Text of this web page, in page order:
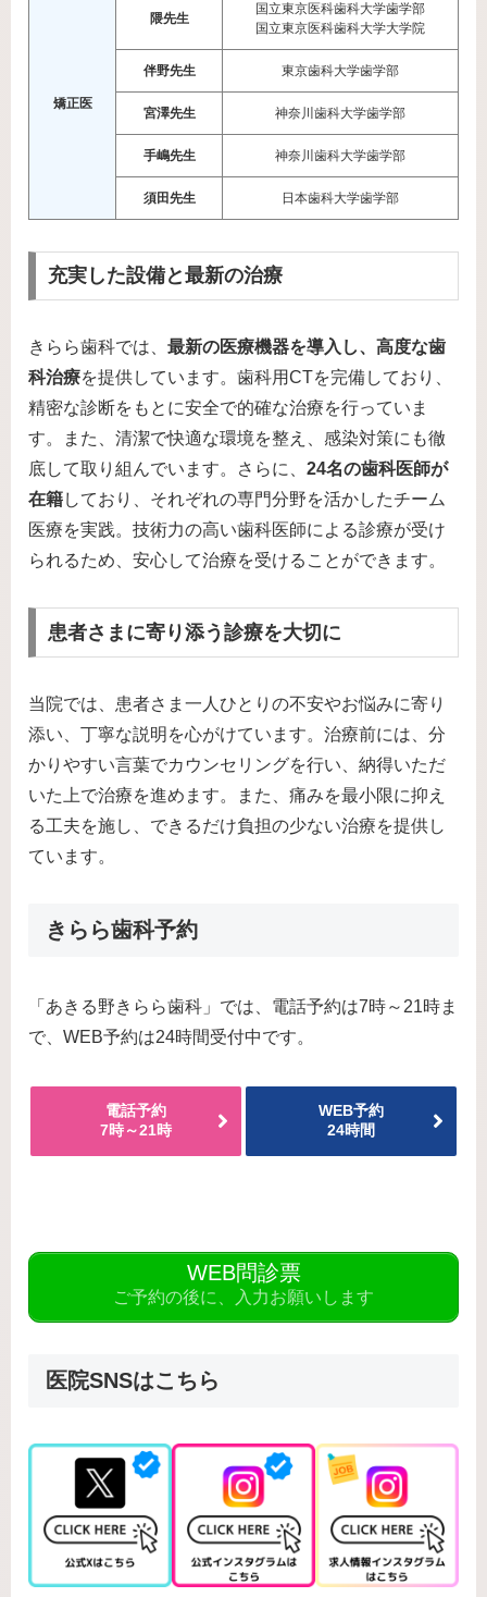
矯正医
隈先生
国立東京医科歯科大学歯学部
国立東京医科歯科大学大学院
伴野先生 東京歯科大学歯学部
宮澤先生 神奈川歯科大学歯学部
手嶋先生 神奈川歯科大学歯学部
須田先生 日本歯科大学歯学部
充実した設備と最新の治療
きらら歯科では、 最新の医療機器を導入し、高度な歯
科治療を提供しています。歯科用CTを完備しており、
精密な診断をもとに安全で的確な治療を行っていま
す。また、清潔で快適な環境を整え、感染対策にも徹
底して取り組んでいます。さらに、 24名の歯科医師が
在籍しており、それぞれの専門分野を活かしたチーム
医療を実践。技術力の高い歯科医師による診療が受け
られるため、安心して治療を受けることができます。
患者さまに寄り添う診療を大切に
当院では、患者さま一人ひとりの不安やお悩みに寄り
添い、丁寧な説明を心がけています。治療前には、分
かりやすい言葉でカウンセリングを行い、納得いただ
いた上で治療を進めます。また、痛みを最小限に抑え
る工夫を施し、できるだけ負担の少ない治療を提供し
ています。
きらら歯科予約
「あきる野きらら歯科」では、電話予約は7時～21時ま
で、WEB予約は24時間受付中です。
電話予約
7時～21時
WEB予約
24時間
WEB問診票
ご予約の後に、入力お願いします
医院SNSはこちら